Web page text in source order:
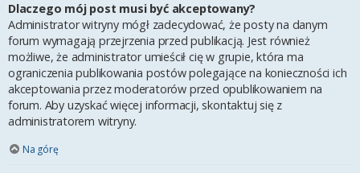
Dlaczego mój post musi być akceptowany?
Administrator witryny mógł zadecydować, że posty na danym
forum wymagają przejrzenia przed publikacją. Jest również
możliwe, że administrator umieścił cię w grupie, która ma
ograniczenia publikowania postów polegające na konieczności ich
akceptowania przez moderatorów przed opublikowaniem na
forum. Aby uzyskać więcej informacji, skontaktuj się z
administratorem witryny.
Na górę